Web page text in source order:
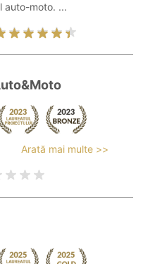
auto-moto. ...
Arată mai multe >>